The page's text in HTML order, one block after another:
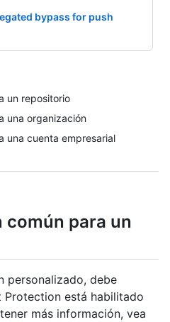
bypass for push
un repositorio
una organización
una cuenta empresarial
común para un
personalizado, debe
Protection está habilitado
más información, vea